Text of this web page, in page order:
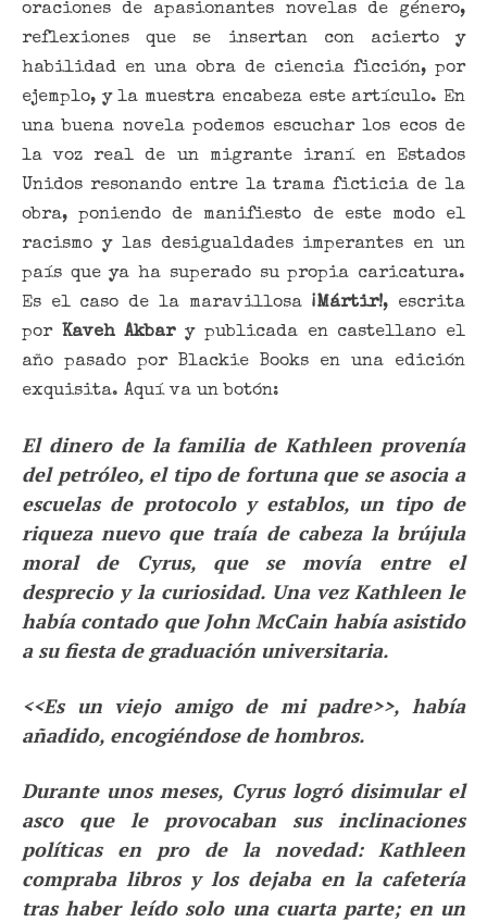
oraciones de apasionantes novelas de género,
reflexiones que se insertan con acierto y
habilidad en una obra de ciencia ficción, por
ejemplo, y la muestra encabeza este artículo. En
una buena novela podemos escuchar los ecos de
la voz real de un migrante iraní en Estados
Unidos resonando entre la trama ficticia de la
obra, poniendo de manifiesto de este modo el
racismo y las desigualdades imperantes en un
país que ya ha superado su propia caricatura.
Es el caso de la maravillosa ¡Mártir!, escrita
por Kaveh Akbary publicada en castellano el
año pasado por Blackie Books en una edición
exquisita. Aquí va un botón:
El dinero de la familia de Kathleen provenía
del petróleo, el tipo de fortuna que se asocia a
escuelas de protocolo y establos, un tipo de
riqueza nuevo que traía de cabeza la brújula
moral de Cyrus, que se movía entre el
desprecio y la curiosidad. Una vez Kathleen le
había contado que John McCain había asistido
a su fiesta de graduación universitaria.
<<Es un viejo amigo de mi padre>>, había
añadido, encogiéndose de hombros.
Durante unos meses, Cyrus logró disimular el
asco que le provocaban sus inclinaciones
políticas en pro de la novedad: Kathleen
compraba libros y los dejaba en la cafetería
tras haber leído solo una cuarta parte; en un